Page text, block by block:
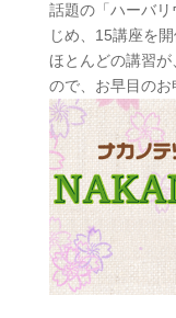
話題の「ハーバ
じめ、15講座を開
ほとんどの講習
ので、お早目のお